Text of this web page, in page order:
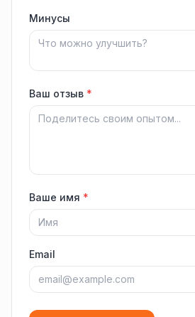
Минусы
Ваш отзыв *
Ваше имя *
Email